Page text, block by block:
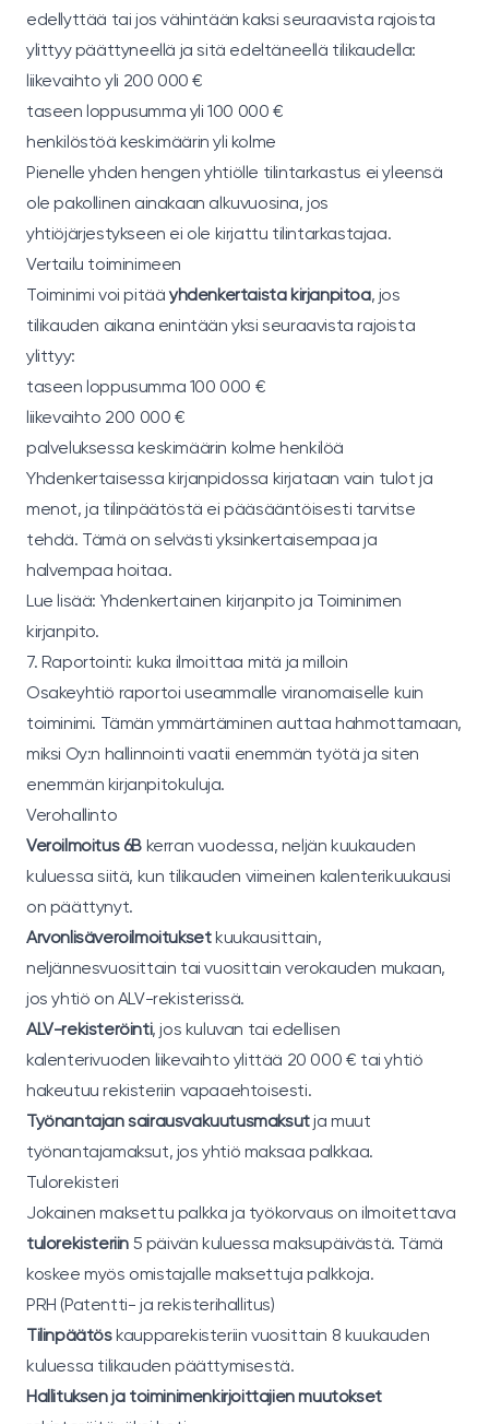
edellyttää tai jos vähintään kaksi seuraavista rajoista
ylittyy päättyneellä ja sitä edeltäneellä tilikaudella:
liikevaihto yli 200 000 €
taseen loppusumma yli 100 000 €
henkilöstöä keskimäärin yli kolme
Pienelle yhden hengen yhtiölle tilintarkastus ei yleensä
ole pakollinen ainakaan alkuvuosina, jos
yhtiöjärjestykseen ei ole kirjattu tilintarkastajaa.
Vertailu toiminimeen
Toiminimi voi pitääyhdenkertaista kirjanpitoa, jos
tilikauden aikana enintään yksi seuraavista rajoista
ylittyy:
taseen loppusumma 100 000 €
liikevaihto 200 000 €
palveluksessa keskimäärin kolme henkilöä
Yhdenkertaisessa kirjanpidossa kirjataan vain tulot ja
menot, ja tilinpäätöstä ei pääsääntöisesti tarvitse
tehdä. Tämä on selvästi yksinkertaisempaa ja
halvempaa hoitaa.
Lue lisää: Yhdenkertainen kirjanpito ja Toiminimen
kirjanpito.
7. Raportointi: kuka ilmoittaa mitä ja milloin
Osakeyhtiö raportoi useammalle viranomaiselle kuin
toiminimi. Tämän ymmärtäminen auttaa hahmottamaan,
miksi Oy:n hallinnointi vaatii enemmän työtä ja siten
enemmän kirjanpitokuluja.
Verohallinto
Veroilmoitus 6B kerran vuodessa, neljän kuukauden
kuluessa siitä, kun tilikauden viimeinen kalenterikuukausi
on päättynyt.
Arvonlisäveroilmoituksetkuukausittain,
neljännesvuosittain tai vuosittain verokauden mukaan,
jos yhtiö on ALV-rekisterissä.
ALV-rekisteröinti, jos kuluvan tai edellisen
kalenterivuoden liikevaihto ylittää 20 000 € tai yhtiö
hakeutuu rekisteriin vapaaehtoisesti.
Työnantajan sairausvakuutusmaksutja muut
työnantajamaksut, jos yhtiö maksaa palkkaa.
Tulorekisteri
Jokainen maksettu palkka ja työkorvaus on ilmoitettava
tulorekisteriin 5 päivän kuluessa maksupäivästä. Tämä
koskee myös omistajalle maksettuja palkkoja.
PRH (Patentti- ja rekisterihallitus)
Tilinpäätöskaupparekisteriin vuosittain 8 kuukauden
kuluessa tilikauden päättymisestä.
Hallituksen ja toiminimenkirjoittajien muutokset